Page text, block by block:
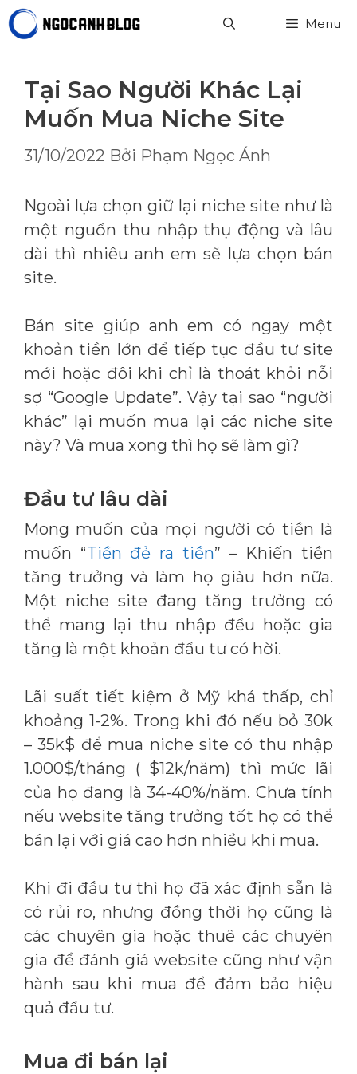
Chuyển
đến
dung
Menu
Tại Sao Người Khác Lại
Muốn Mua Niche Site
31/10/2022 Bởi Phạm Ngọc Ánh
Ngoài lựa chọn giữ lại niche site như là
một nguồn thu nhập thụ động và lâu
dài thì nhiêu anh em sẽ lựa chọn bán
site.
Bán site giúp anh em có ngay một
khoản tiền lớn để tiếp tục đầu tư site
mới hoặc đôi khi chỉ là thoát khỏi nỗi
sợ “Google Update”. Vậy tại sao “người
khác” lại muốn mua lại các niche site
này? Và mua xong thì họ sẽ làm gì?
Đầu tư lâu dài
Mong muốn của mọi người có tiền là
muốn “Tiền đẻ ra tiền” – Khiến tiền
tăng trưởng và làm họ giàu hơn nữa.
Một niche site đang tăng trưởng có
thể mang lại thu nhập đều hoặc gia
tăng là một khoản đầu tư có hời.
Lãi suất tiết kiệm ở Mỹ khá thấp, chỉ
khoảng 1-2%. Trong khi đó nếu bỏ 30k
– 35k$ để mua niche site có thu nhập
1.000$/tháng ( $12k/năm) thì mức lãi
của họ đang là 34-40%/năm. Chưa tính
nếu website tăng trưởng tốt họ có thể
bán lại với giá cao hơn nhiều khi mua.
Khi đi đầu tư thì họ đã xác định sẵn là
có rủi ro, nhưng đồng thời họ cũng là
các chuyên gia hoặc thuê các chuyên
gia để đánh giá website cũng như vận
hành sau khi mua để đảm bảo hiệu
quả đầu tư.
Mua đi bán lại